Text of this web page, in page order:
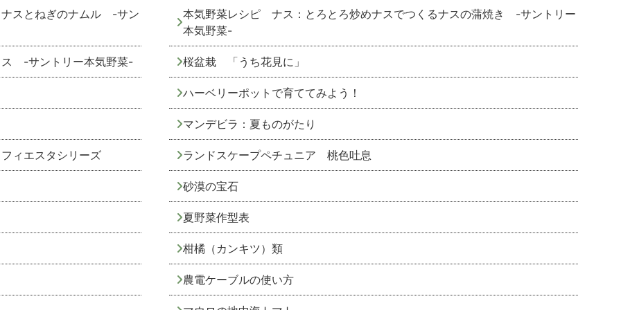
スとねぎのナムル -サン
本気野菜レシピ ナス：とろとろ炒めナスでつくるナスの蒲焼き -サントリー
本気野菜-
ス -サントリー本気野菜- 桜盆栽 「うち花見に」
ハーベリーポットで育ててみよう！
マンデビラ：夏ものがたり
ィエスタシリーズ ランドスケープペチュニア 桃色吐息
砂漠の宝石
夏野菜作型表
柑橘（カンキツ）類
農電ケーブルの使い方